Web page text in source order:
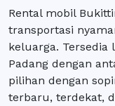
Rental mobil
transportasi
keluarga. Tersedia
Padang dengan
pilihan dengan
terbaru, terdekat,